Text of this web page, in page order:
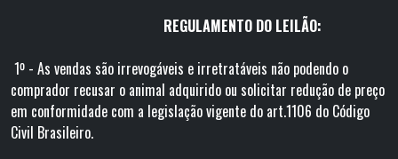
REGULAMENTO DO LEILÃO:
1º - As vendas são irrevogáveis e irretratáveis não podendo o
comprador recusar o animal adquirido ou solicitar redução de preço
em conformidade com a legislação vigente do art.1106 do Código
Civil Brasileiro.